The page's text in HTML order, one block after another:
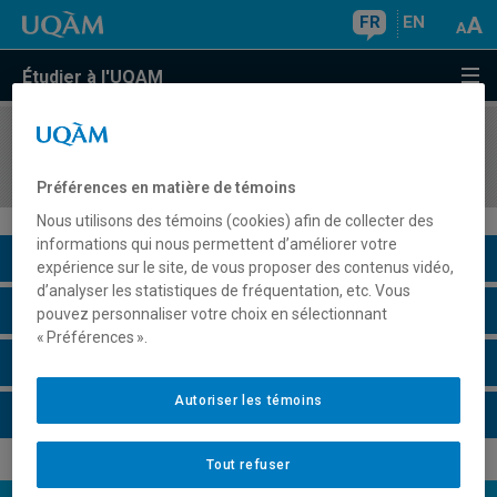
FR EN
Étudier à l'UQAM
COURS//
Description du cours
Horaire - Été 2026
Préférences en matière de témoins
Nous utilisons des témoins (cookies) afin de collecter des
informations qui nous permettent d’améliorer votre
expérience sur le site, de vous proposer des contenus vidéo,
d’analyser les statistiques de fréquentation, etc. Vous
pouvez personnaliser votre choix en sélectionnant
« Préférences ».
Tout refuser
Autoriser les témoins